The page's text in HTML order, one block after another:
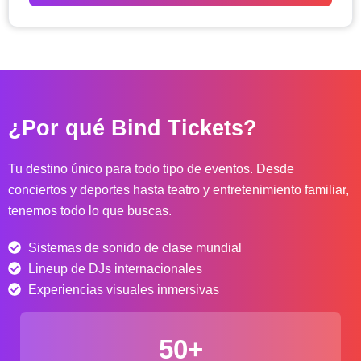
d
p
c
i
s
:
d
d
$
¿Por qué Bind Tickets?
Tu destino único para todo tipo de eventos. Desde
conciertos y deportes hasta teatro y entretenimiento familiar,
tenemos todo lo que buscas.
Sistemas de sonido de clase mundial
Lineup de DJs internacionales
Experiencias visuales inmersivas
50+